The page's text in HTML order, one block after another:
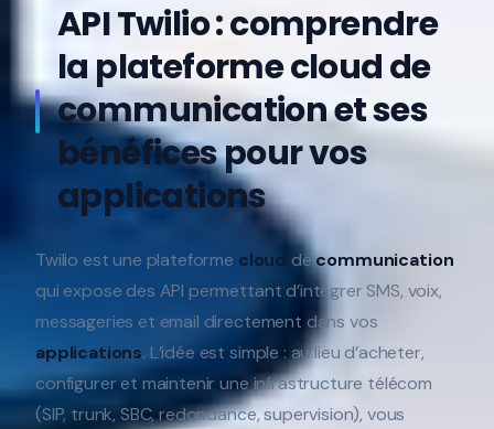
API Twilio : comprendre
la plateforme cloud de
communication et ses
bénéfices pour vos
applications
Twilio est une plateforme cloud decommunication
qui expose des API permettant d’intégrer SMS, voix,
messageries et email directement dans vos
applications. L’idée est simple : au lieu d’acheter,
configurer et maintenir une infrastructure télécom
(SIP, trunk, SBC, redondance, supervision), vous